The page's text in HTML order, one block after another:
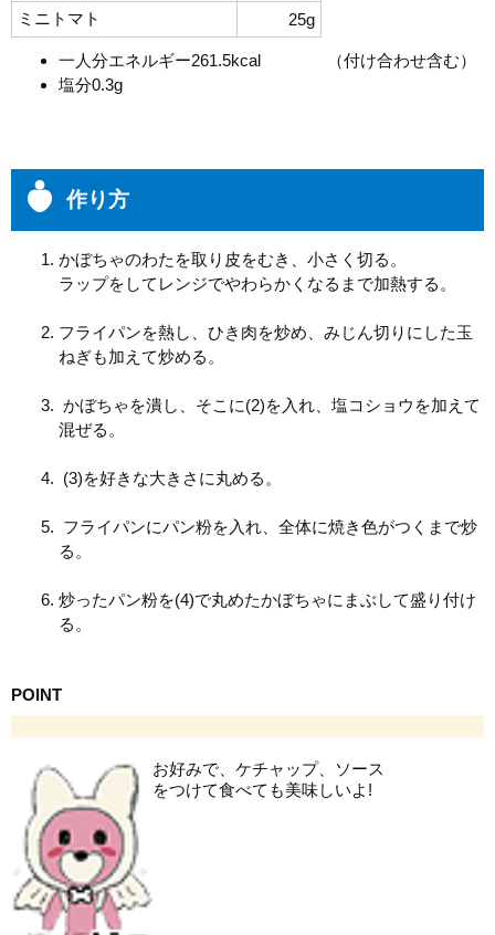
ミニトマト
25g
一人分エネルギー261.5kcal （付け合わせ含む）
塩分0.3g
作り方
かぼちゃのわたを取り皮をむき、小さく切る。
ラップをしてレンジでやわらかくなるまで加熱する。
フライパンを熱し、ひき肉を炒め、みじん切りにした玉
ねぎも加えて炒める。
かぼちゃを潰し、そこに(2)を入れ、塩コショウを加えて
混ぜる。
(3)を好きな大きさに丸める。
フライパンにパン粉を入れ、全体に焼き色がつくまで炒
る。
炒ったパン粉を(4)で丸めたかぼちゃにまぶして盛り付け
る。
POINT
お好みで、ケチャップ、ソース
をつけて食べても美味しいよ!